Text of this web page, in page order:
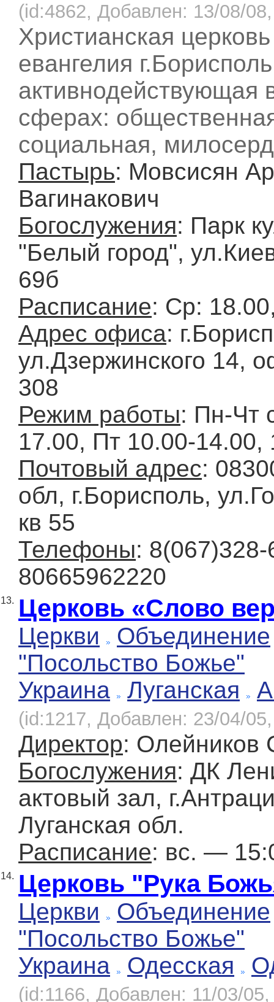
(id:4862, Добавлен: 13/08/
Христианская
евангелия
активнодействующая
сферах:
социальная,
Пастырь: Мовсисян
Вагинакович
Богослужения: Парк
"Белый город",
69б
Расписание: Ср:
Адрес офиса:
ул.Дзержинского 14,
308
Режим работы: Пн-Чт
17.00, Пт 10.00-14.00,
Почтовый адрес:
обл, г.Борисполь,
кв 55
Телефоны:
80665962220
13. Церковь «Слово
Церкви
Объединение
"Посольство Божье"
Украина
Луганская
(id:1217, Добавлен: 23/04/
Директор: Олейников
Богослужения: ДК
актовый зал,
Луганская обл.
Расписание: вс. —
14. Церковь "Рука
Церкви
Объединение
"Посольство Божье"
Украина
Одесская
(id:1166, Добавлен: 11/03/